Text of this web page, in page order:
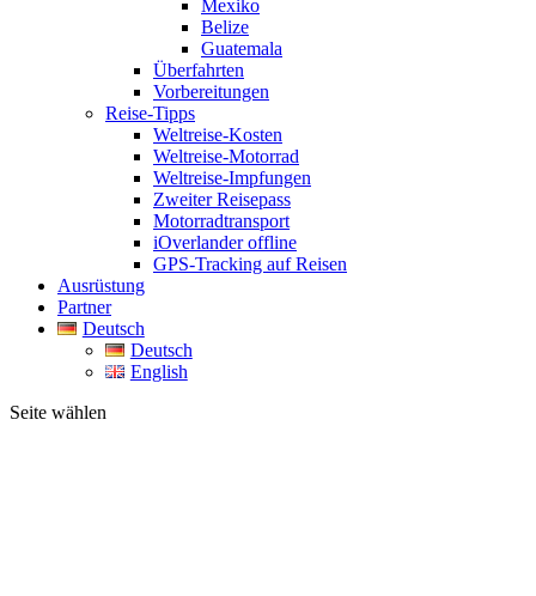
Mexiko
Belize
Guatemala
Überfahrten
Vorbereitungen
Reise-Tipps
Weltreise-Kosten
Weltreise-Motorrad
Weltreise-Impfungen
Zweiter Reisepass
Motorradtransport
iOverlander offline
GPS-Tracking auf Reisen
Ausrüstung
Partner
Deutsch
Deutsch
English
Seite wählen